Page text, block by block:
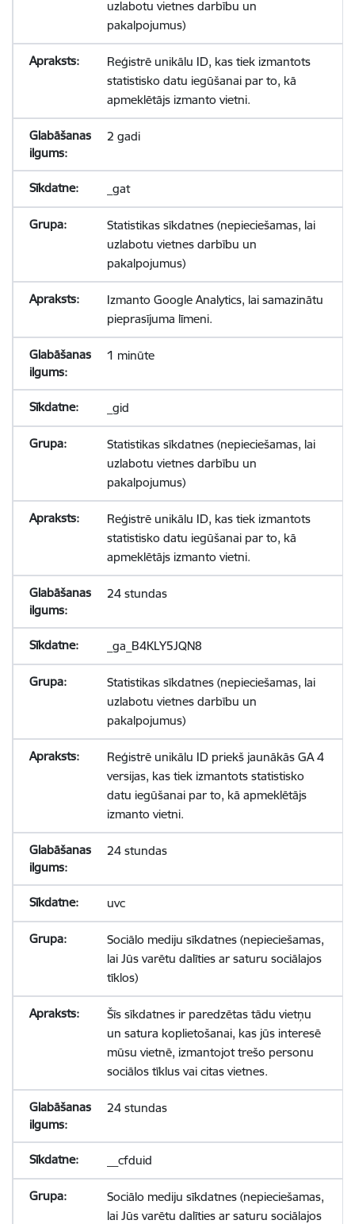
uzlabotu vietnes darbību un
pakalpojumus)
Reģistrē unikālu ID, kas tiek izmantots
statistisko datu iegūšanai par to, kā
apmeklētājs izmanto vietni.
2 gadi
_gat
Statistikas sīkdatnes (nepieciešamas, lai
uzlabotu vietnes darbību un
pakalpojumus)
Izmanto Google Analytics, lai samazinātu
pieprasījuma līmeni.
1 minūte
_gid
Statistikas sīkdatnes (nepieciešamas, lai
uzlabotu vietnes darbību un
pakalpojumus)
Reģistrē unikālu ID, kas tiek izmantots
statistisko datu iegūšanai par to, kā
apmeklētājs izmanto vietni.
24 stundas
_ga_B4KLY5JQN8
Statistikas sīkdatnes (nepieciešamas, lai
uzlabotu vietnes darbību un
pakalpojumus)
Reģistrē unikālu ID priekš jaunākās GA 4
versijas, kas tiek izmantots statistisko
datu iegūšanai par to, kā apmeklētājs
izmanto vietni.
24 stundas
uvc
Sociālo mediju sīkdatnes (nepieciešamas,
lai Jūs varētu dalīties ar saturu sociālajos
tīklos)
Šīs sīkdatnes ir paredzētas tādu vietņu
un satura koplietošanai, kas jūs interesē
mūsu vietnē, izmantojot trešo personu
sociālos tīklus vai citas vietnes.
24 stundas
__cfduid
Sociālo mediju sīkdatnes (nepieciešamas,
lai Jūs varētu dalīties ar saturu sociālajos